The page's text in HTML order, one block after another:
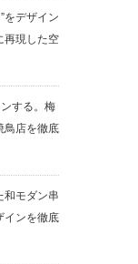
をデザイン
再現した空
ンする。梅
鳥店を徹底
和モダン串
インを徹底